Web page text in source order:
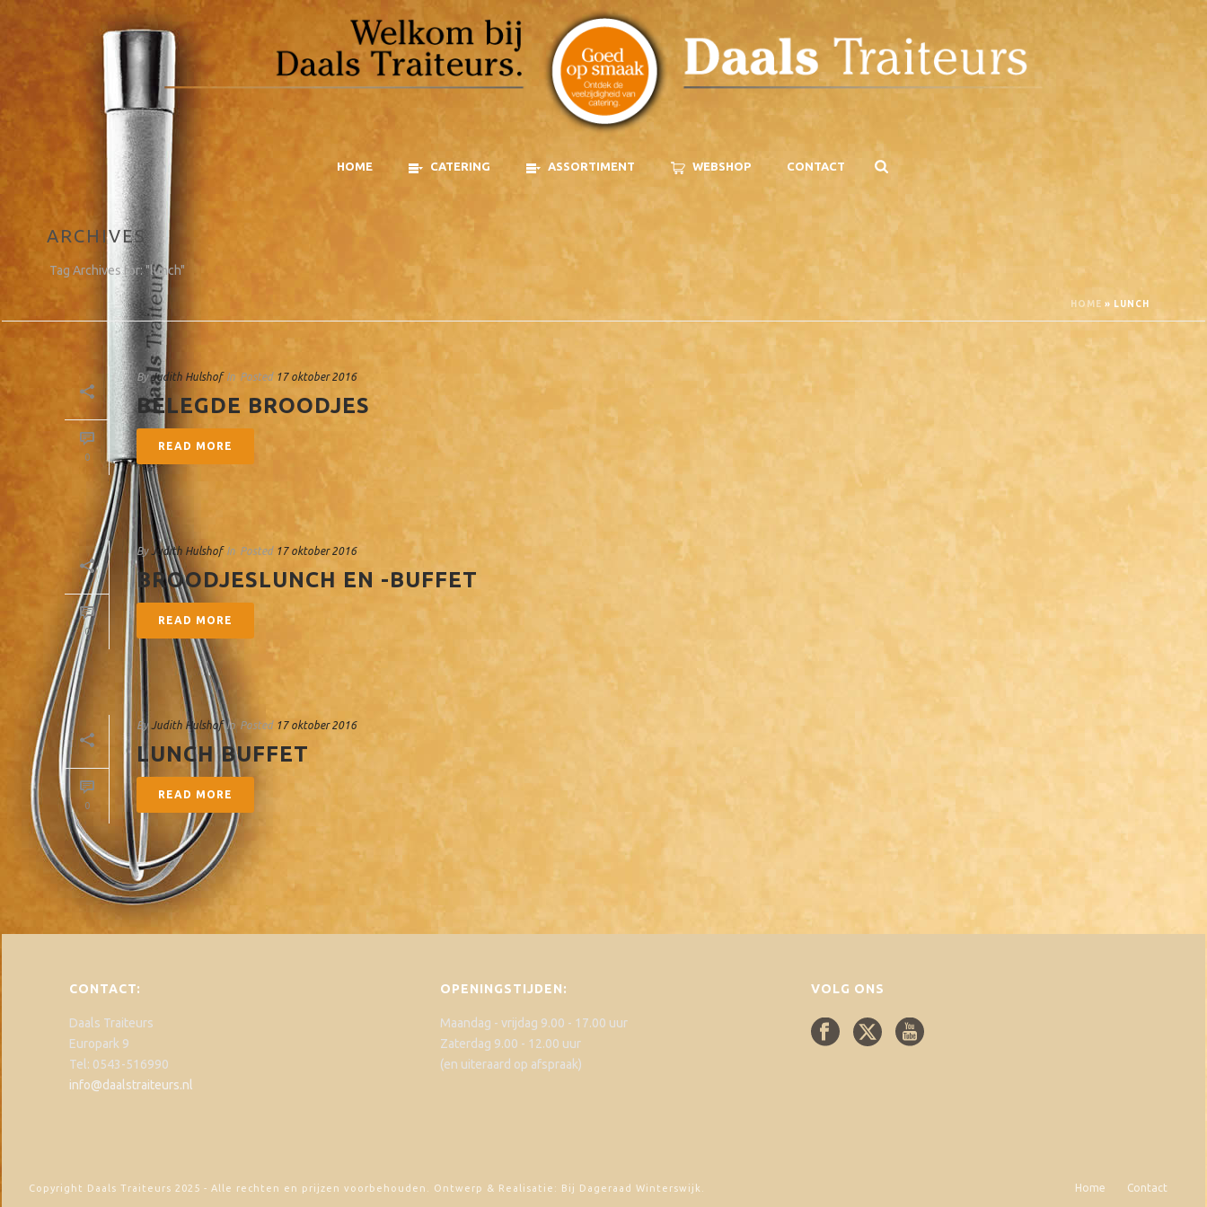
HOME CATERING ASSORTIMENT WEBSHOP CONTACT
ARCHIVES
Tag Archives for: "lunch"
HOME » LUNCH
0
By Judith Hulshof In Posted 17 oktober 2016
BELEGDE BROODJES
READ MORE
0
By Judith Hulshof In Posted 17 oktober 2016
BROODJESLUNCH EN -BUFFET
READ MORE
0
By Judith Hulshof In Posted 17 oktober 2016
LUNCH BUFFET
READ MORE
CONTACT:
Daals Traiteurs
Europark 9
Tel: 0543-516990
info@daalstraiteurs.nl
OPENINGSTIJDEN:
Maandag - vrijdag 9.00 - 17.00 uur
Zaterdag 9.00 - 12.00 uur
(en uiteraard op afspraak)
VOLG ONS
Copyright Daals Traiteurs 2025 - Alle rechten en prijzen voorbehouden. Ontwerp & Realisatie: Bij Dageraad Winterswijk. Home Contact